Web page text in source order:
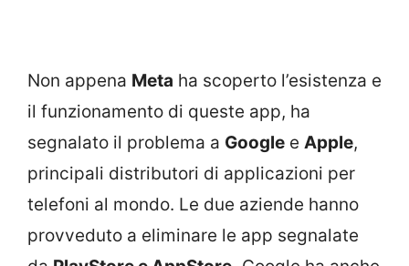
Non appena Meta ha scoperto l’esistenza e
il funzionamento di queste app, ha
segnalato il problema a Google e Apple,
principali distributori di applicazioni per
telefoni al mondo. Le due aziende hanno
provveduto a eliminare le app segnalate